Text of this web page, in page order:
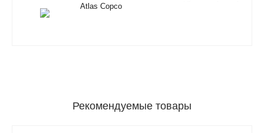
Atlas Copco
Рекомендуемые товары